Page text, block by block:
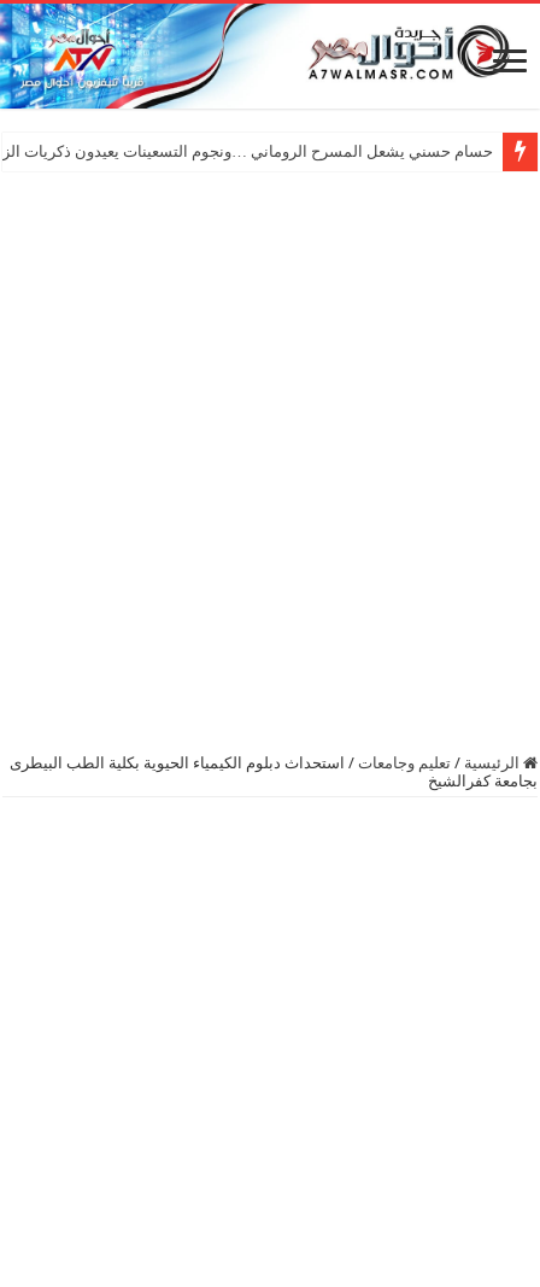
حسام حسني يشعل المسرح الروماني …ونجوم التسعينات يعيدون ذكريات
الرئيسية / تعليم وجامعات / استحداث دبلوم الكيمياء الحيوية بكلية الطب البيطرى
بجامعة كفرالشيخ